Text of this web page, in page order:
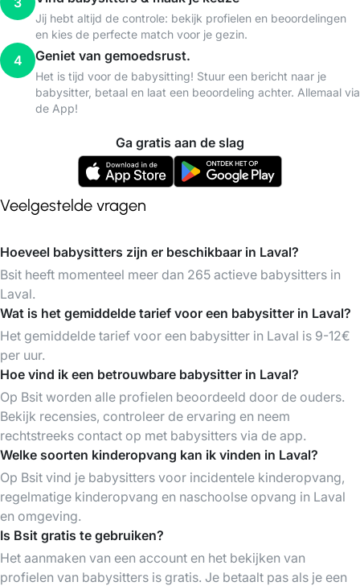
Jij hebt altijd de controle: bekijk profielen en beoordelingen
en kies de perfecte match voor je gezin.
4 Geniet van gemoedsrust.
Het is tijd voor de babysitting! Stuur een bericht naar je
babysitter, betaal en laat een beoordeling achter. Allemaal via
de App!
Ga gratis aan de slag
Veelgestelde vragen
Hoeveel babysitters zijn er beschikbaar in Laval?
Bsit heeft momenteel meer dan 265 actieve babysitters in
Laval.
Wat is het gemiddelde tarief voor een babysitter in Laval?
Het gemiddelde tarief voor een babysitter in Laval is 9-12€
per uur.
Hoe vind ik een betrouwbare babysitter in Laval?
Op Bsit worden alle profielen beoordeeld door de ouders.
Bekijk recensies, controleer de ervaring en neem
rechtstreeks contact op met babysitters via de app.
Welke soorten kinderopvang kan ik vinden in Laval?
Op Bsit vind je babysitters voor incidentele kinderopvang,
regelmatige kinderopvang en naschoolse opvang in Laval
en omgeving.
Is Bsit gratis te gebruiken?
Het aanmaken van een account en het bekijken van
profielen van babysitters is gratis. Je betaalt pas als je een